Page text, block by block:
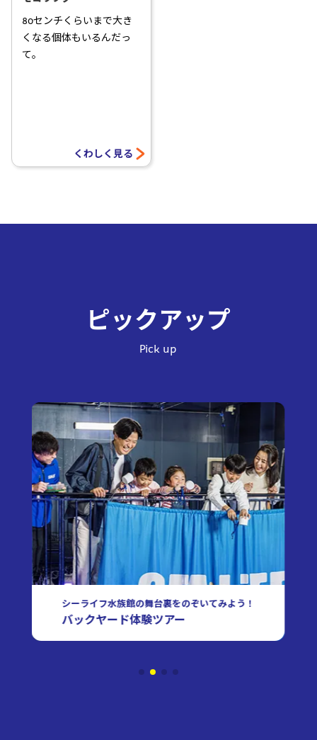
80センチくらいまで大き
くなる個体もいるんだっ
て。
くわしく見る
ピックアップ
Pick up
いきもの博士に聞いてみよう！
質問コーナー